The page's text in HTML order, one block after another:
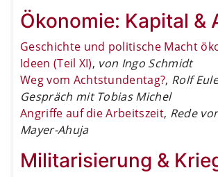
Ökonomie: Kapital &
Geschichte und politische Macht
Ideen (Teil XI), von Ingo Schmidt
Weg vom Achtstundentag?, Rolf
Gespräch mit Tobias Michel
Angriffe auf die Arbeitszeit, Rede
Mayer-Ahuja
Militarisierung &